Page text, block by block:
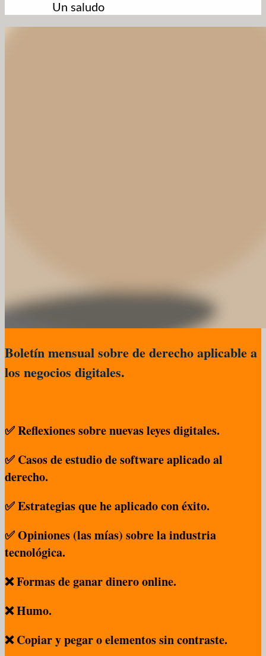
Un saludo
Boletín mensual sobre de derecho aplicable a
los negocios digitales.
✅ Reflexiones sobre nuevas leyes digitales.
✅ Casos de estudio de software aplicado al
derecho.
✅ Estrategias que he aplicado con éxito.
✅ Opiniones (las mías) sobre la industria
tecnológica.
❌ Formas de ganar dinero online.
❌ Humo.
❌ Copiar y pegar o elementos sin contraste.